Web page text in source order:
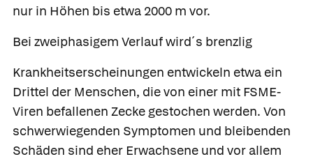
nur in Höhen bis etwa 2000 m vor.
Bei zweiphasigem Verlauf wird´s brenzlig
Krankheitserscheinungen entwickeln etwa ein
Drittel der Menschen, die von einer mit FSME-
Viren befallenen Zecke gestochen werden. Von
schwerwiegenden Symptomen und bleibenden
Schäden sind eher Erwachsene und vor allem